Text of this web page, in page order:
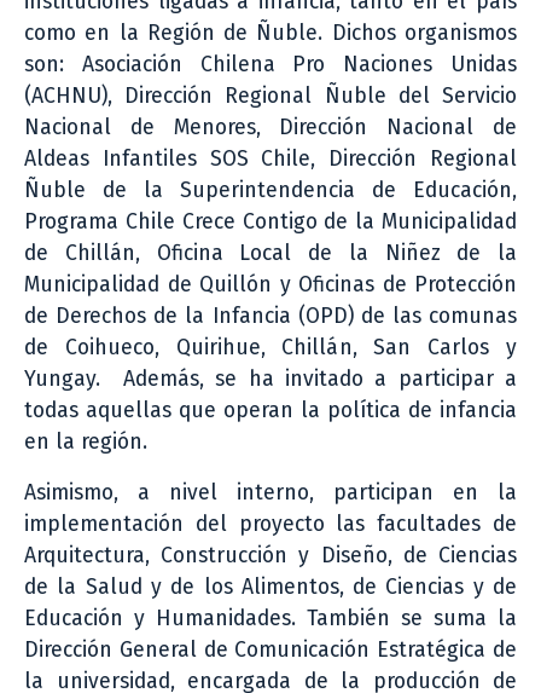
como en la Región de Ñuble. Dichos organismos
son: Asociación Chilena Pro Naciones Unidas
(ACHNU), Dirección Regional Ñuble del Servicio
Nacional de Menores, Dirección Nacional de
Aldeas Infantiles SOS Chile, Dirección Regional
Ñuble de la Superintendencia de Educación,
Programa Chile Crece Contigo de la Municipalidad
de Chillán, Oficina Local de la Niñez de la
Municipalidad de Quillón y Oficinas de Protección
de Derechos de la Infancia (OPD) de las comunas
de Coihueco, Quirihue, Chillán, San Carlos y
Yungay. Además, se ha invitado a participar a
todas aquellas que operan la política de infancia
en la región.
Asimismo, a nivel interno, participan en la
implementación del proyecto las facultades de
Arquitectura, Construcción y Diseño, de Ciencias
de la Salud y de los Alimentos, de Ciencias y de
Educación y Humanidades. También se suma la
Dirección General de Comunicación Estratégica de
la universidad, encargada de la producción de